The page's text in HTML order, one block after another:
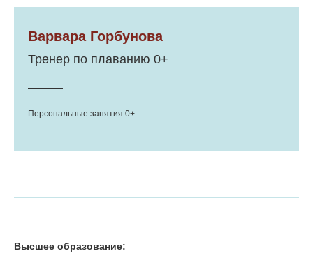
Варвара Горбунова
Тренер по плаванию 0+
Персональные занятия 0+
Высшее образование: